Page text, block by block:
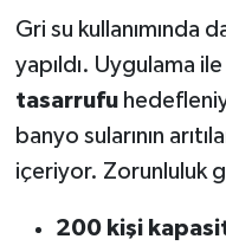
Gri su kullanımında
yapıldı. Uygulama ile
tasarrufu
banyo sularının
içeriyor. Zorunluluk
200 kişi